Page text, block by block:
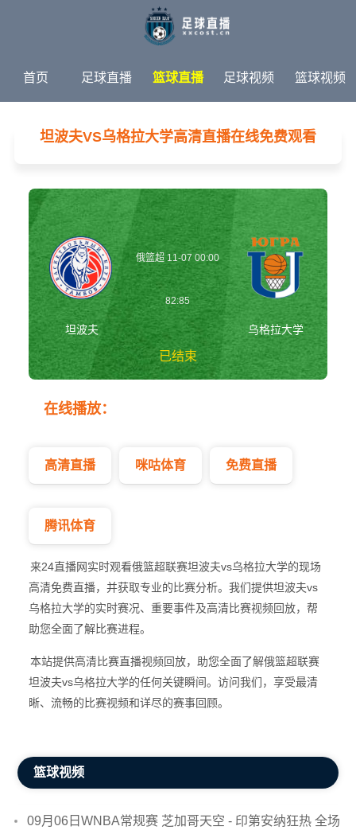
首页 足球直播 篮球直播 足球视频 篮球视频
足球新闻 篮球新闻 体育专题
坦波夫VS乌格拉大学高清直播在线免费观看
坦波夫
俄篮超 11-07 00:00
82:85
已结束
乌格拉大学
在线播放：
高清直播 咪咕体育 免费直播
腾讯体育
来24直播网实时观看俄篮超联赛坦波夫vs乌格拉大学的现场
高清免费直播，并获取专业的比赛分析。我们提供坦波夫vs
乌格拉大学的实时赛况、重要事件及高清比赛视频回放，帮
助您全面了解比赛进程。
本站提供高清比赛直播视频回放，助您全面了解俄篮超联赛
坦波夫vs乌格拉大学的任何关键瞬间。访问我们，享受最清
晰、流畅的比赛视频和详尽的赛事回顾。
篮球视频
09月06日WNBA常规赛 芝加哥天空 - 印第安纳狂热 全场